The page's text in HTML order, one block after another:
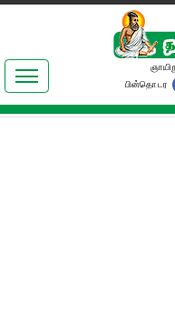
இலக்கியங்கள்
தமிழ் உலகம்
பின்தொடர